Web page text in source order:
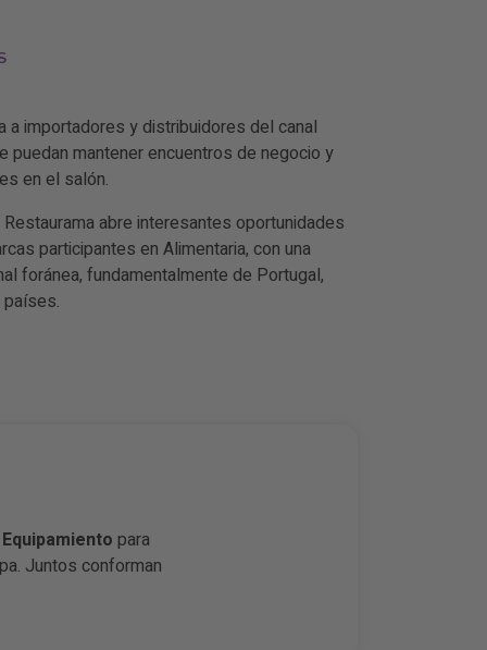
a importadores y distribuidores del canal
mantener encuentros de negocio y
en el salón.
abre interesantes oportunidades
participantes en Alimentaria, con una
foránea, fundamentalmente de Portugal,
países.
Equipamiento para
Juntos conforman